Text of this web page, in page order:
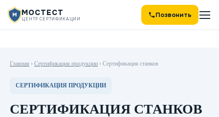
МОСТЕСТ
ЦЕНТР СЕРТИФИКАЦИИ Позвонить
Главная › Сертификация продукции › Сертификация станков
СЕРТИФИКАЦИЯ ПРОДУКЦИИ
СЕРТИФИКАЦИЯ СТАНКОВ